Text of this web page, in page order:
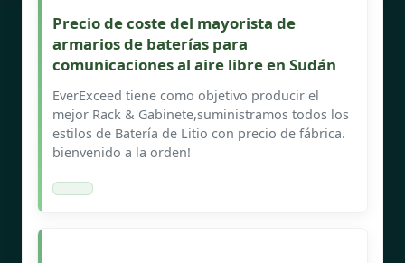
Precio de coste del mayorista de
armarios de baterías para
comunicaciones al aire libre en Sudán
EverExceed tiene como objetivo producir el
mejor Rack & Gabinete,suministramos todos los
estilos de Batería de Litio con precio de fábrica.
bienvenido a la orden!